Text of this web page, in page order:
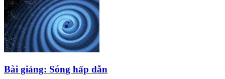
Bài giảng: Sóng hấp dẫn